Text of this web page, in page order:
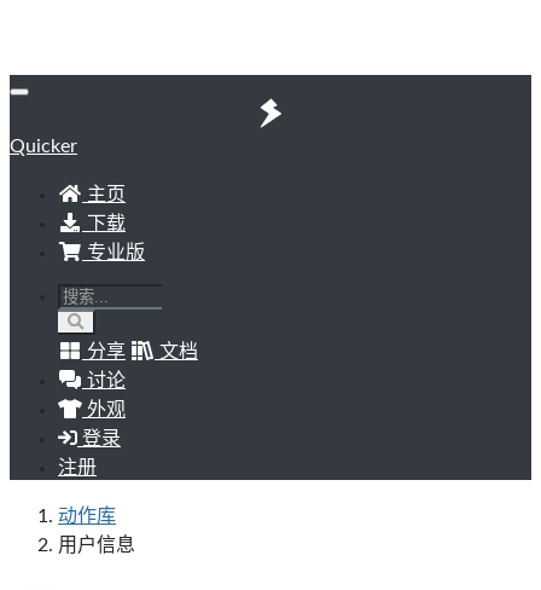
Quicker
主页
下载
专业版
分享
文档
讨论
外观
登录
注册
动作库
用户信息